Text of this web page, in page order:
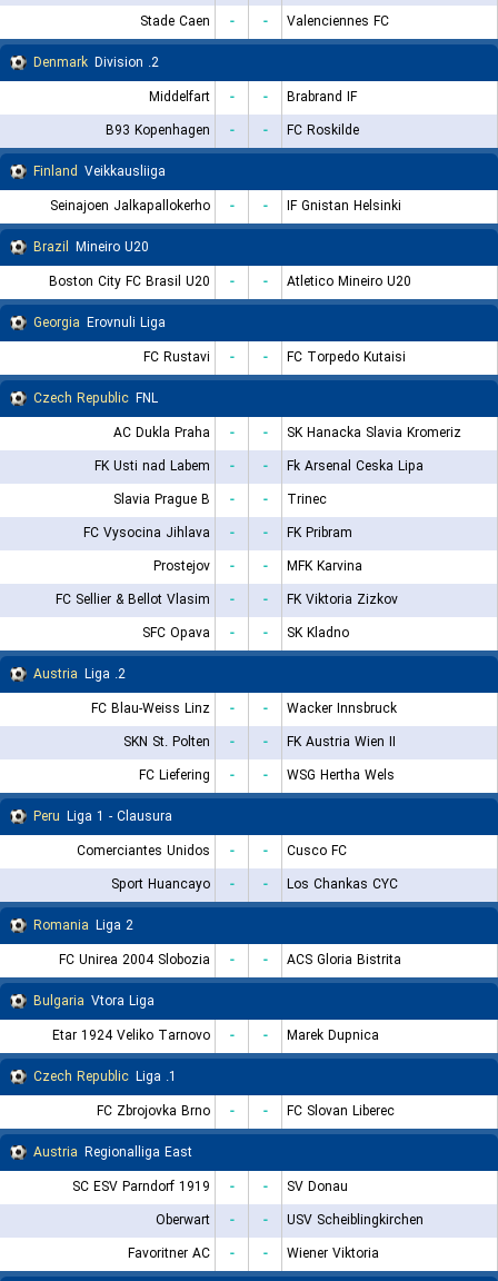
Stade Caen
- -
Valenciennes FC
Denmark
2. Division
Middelfart
- -
Brabrand IF
B93 Kopenhagen
- -
FC Roskilde
Finland Veikkausliiga
Seinajoen Jalkapallokerho
- -
IF Gnistan Helsinki
Brazil Mineiro U20
Boston City FC Brasil U20
- -
Atletico Mineiro U20
Georgia Erovnuli Liga
FC Rustavi
- -
FC Torpedo Kutaisi
Czech Republic FNL
AC Dukla Praha
- -
SK Hanacka Slavia Kromeriz
FK Usti nad Labem
- -
Fk Arsenal Ceska Lipa
Slavia Prague B
- -
Trinec
FC Vysocina Jihlava
- -
FK Pribram
Prostejov
- -
MFK Karvina
FC Sellier & Bellot Vlasim
- -
FK Viktoria Zizkov
SFC Opava
- -
SK Kladno
Austria
2. Liga
FC Blau-Weiss Linz
- -
Wacker Innsbruck
SKN St. Polten
- -
FK Austria Wien II
FC Liefering
- -
WSG Hertha Wels
Peru Liga 1 - Clausura
Comerciantes Unidos
- -
Cusco FC
Sport Huancayo
- -
Los Chankas CYC
Romania Liga 2
FC Unirea 2004 Slobozia
- -
ACS Gloria Bistrita
Bulgaria Vtora Liga
Etar 1924 Veliko Tarnovo
- -
Marek Dupnica
Czech Republic
1. Liga
FC Zbrojovka Brno
- -
FC Slovan Liberec
Austria Regionalliga East
SC ESV Parndorf 1919
- -
SV Donau
Oberwart
- -
USV Scheiblingkirchen
Favoritner AC
- -
Wiener Viktoria